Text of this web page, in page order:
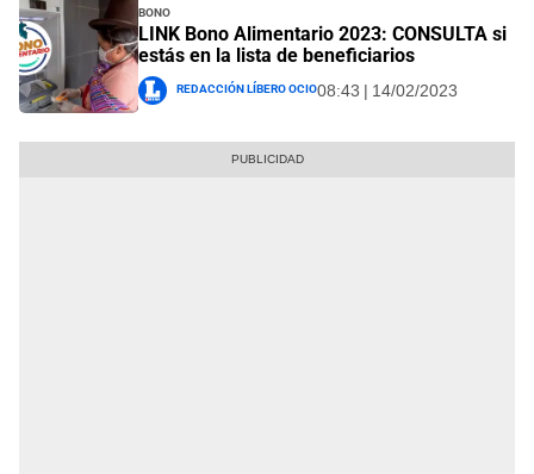
Bono
LINK Bono Alimentario 2023: CONSULTA si
estás en la lista de beneficiarios
Redacción Líbero Ocio08:43 | 14/02/2023